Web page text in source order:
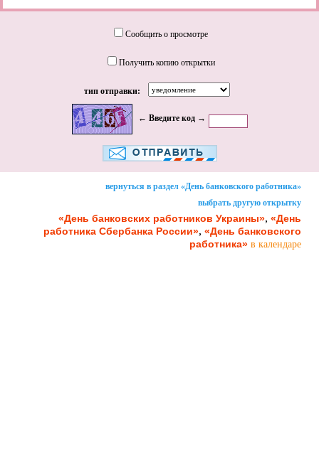
Сообщить о просмотре
Получить копию открытки
тип отправки:
← Введите код →
вернуться в раздел «День банковского работника»
выбрать другую открытку
«День банковских работников Украины», «День
работника Сбербанка России», «День банковского
работника» в календаре